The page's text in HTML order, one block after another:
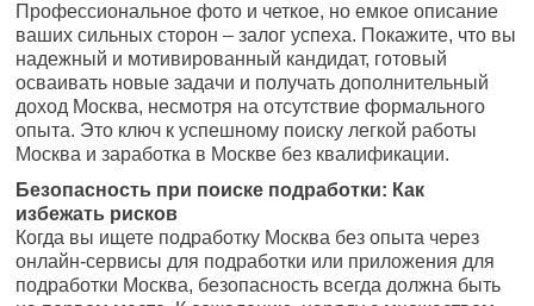
Профессиональное фото и четкое, но емкое описание
ваших сильных сторон – залог успеха. Покажите, что вы
надежный и мотивированный кандидат, готовый
осваивать новые задачи и получать дополнительный
доход Москва, несмотря на отсутствие формального
опыта. Это ключ к успешному поиску легкой работы
Москва и заработка в Москве без квалификации.
Безопасность при поиске подработки: Как
избежать рисков
Когда вы ищете подработку Москва без опыта через
онлайн-сервисы для подработки или приложения для
подработки Москва, безопасность всегда должна быть